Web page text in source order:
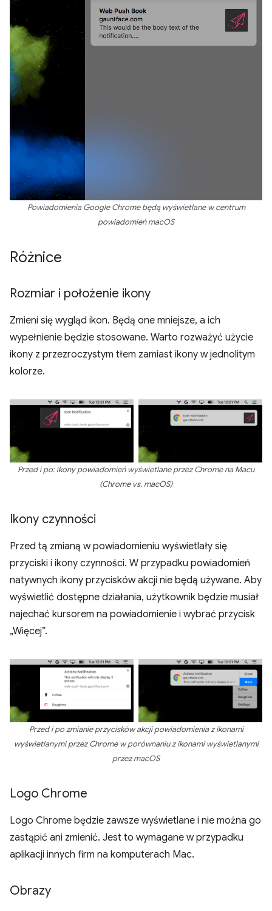
Powiadomienia Google Chrome będą wyświetlane w centrum
powiadomień macOS
Różnice
Rozmiar i położenie ikony
Zmieni się wygląd ikon. Będą one mniejsze, a ich
wypełnienie będzie stosowane. Warto rozważyć użycie
ikony z przezroczystym tłem zamiast ikony w jednolitym
kolorze.
Przed i po: ikony powiadomień wyświetlane przez Chrome na Macu
(Chrome vs. macOS)
Ikony czynności
Przed tą zmianą w powiadomieniu wyświetlały się
przyciski i ikony czynności. W przypadku powiadomień
natywnych ikony przycisków akcji nie będą używane. Aby
wyświetlić dostępne działania, użytkownik będzie musiał
najechać kursorem na powiadomienie i wybrać przycisk
„Więcej”.
Przed i po zmianie przycisków akcji powiadomienia z ikonami
wyświetlanymi przez Chrome w porównaniu z ikonami wyświetlanymi
przez macOS
Logo Chrome
Logo Chrome będzie zawsze wyświetlane i nie można go
zastąpić ani zmienić. Jest to wymagane w przypadku
aplikacji innych firm na komputerach Mac.
Obrazy